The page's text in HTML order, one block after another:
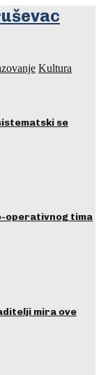
Kultura
se
operativnog tima
mira ove